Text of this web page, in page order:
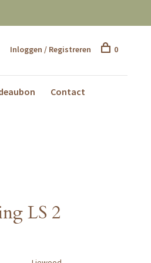
Contact
Inloggen / Registreren 0
LS 2